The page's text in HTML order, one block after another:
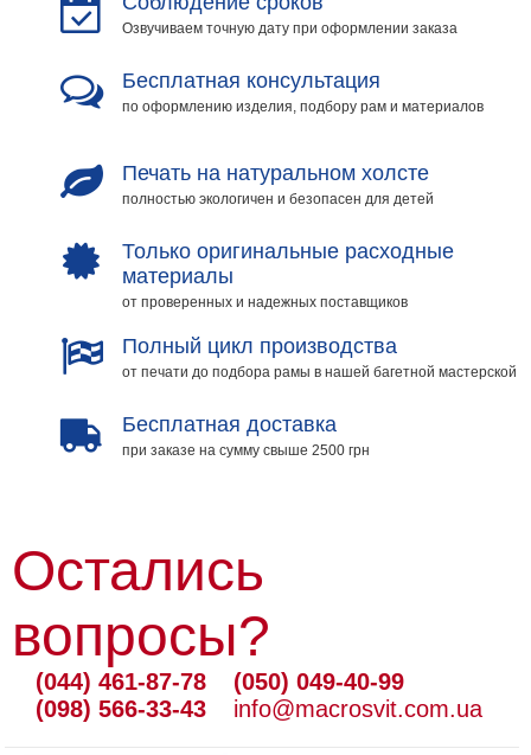
Озвучиваем точную дату при оформлении заказа
Бесплатная консультация
по оформлению изделия, подбору рам и материалов
Печать на натуральном холсте
полностью экологичен и безопасен для детей
Только оригинальные расходные
материалы
от проверенных и надежных поставщиков
Полный цикл производства
от печати до подбора рамы в нашей багетной мастерской
Бесплатная доставка
при заказе на сумму свыше 2500 грн
Остались
вопросы?
(044) 461-87-78
(098) 566-33-43
(050) 049-40-99
info@macrosvit.com.ua